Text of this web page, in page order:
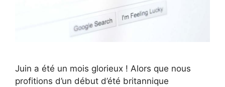
Juin a été un mois glorieux ! Alors que nous
profitions d’un début d’été britannique